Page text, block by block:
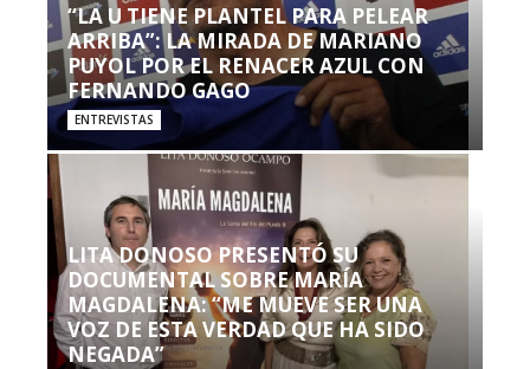
“LA U TIENE PLANTEL PARA PELEAR
ARRIBA”: LA MIRADA DE MARIANO
PUYOL POR EL RENACER AZUL CON
FERNANDO GAGO
ENTREVISTAS
LITA DONOSO PRESENTÓ SU
DOCUMENTAL SOBRE MARÍA
MAGDALENA: “ME MUEVE SER UNA
VOZ DE ESTA VERDAD QUE HA SIDO
NEGADA”